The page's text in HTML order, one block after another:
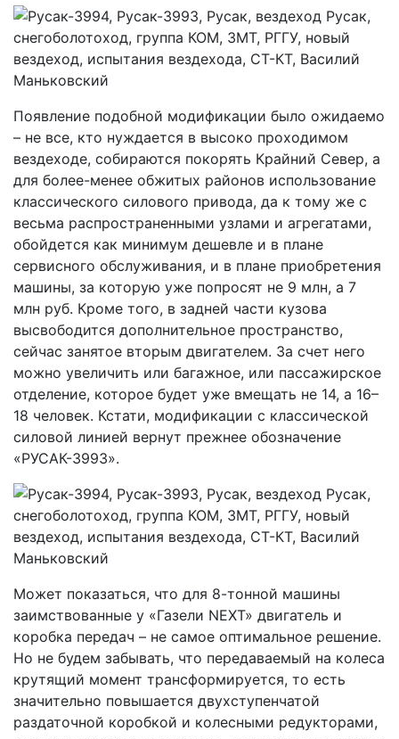
Появление подобной модификации было ожидаемо
– не все, кто нуждается в высоко проходимом
вездеходе, собираются покорять Крайний Север, а
для более-менее обжитых районов использование
классического силового привода, да к тому же с
весьма распространенными узлами и агрегатами,
обойдется как минимум дешевле и в плане
сервисного обслуживания, и в плане приобретения
машины, за которую уже попросят не 9 млн, а 7
млн руб. Кроме того, в задней части кузова
высвободится дополнительное пространство,
сейчас занятое вторым двигателем. За счет него
можно увеличить или багажное, или пассажирское
отделение, которое будет уже вмещать не 14, а 16–
18 человек. Кстати, модификации с классической
силовой линией вернут прежнее обозначение
«РУСАК-3993».
Может показаться, что для 8-тонной машины
заимствованные у «Газели NEXT» двигатель и
коробка передач – не самое оптимальное решение.
Но не будем забывать, что передаваемый на колеса
крутящий момент трансформируется, то есть
значительно повышается двухступенчатой
раздаточной коробкой и колесными редукторами,